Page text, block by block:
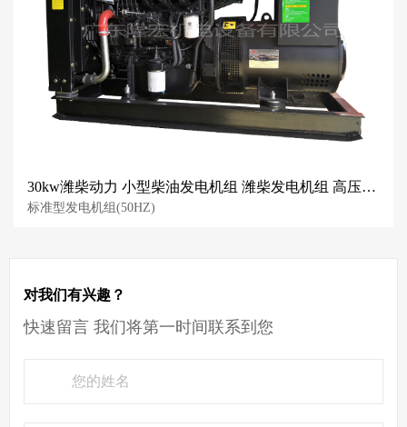
30kw潍柴动力 小型柴油发电机组 潍柴发电机组 高压共轨电喷
标准型发电机组(50HZ)
对我们有兴趣？
快速留言 我们将第一时间联系到您